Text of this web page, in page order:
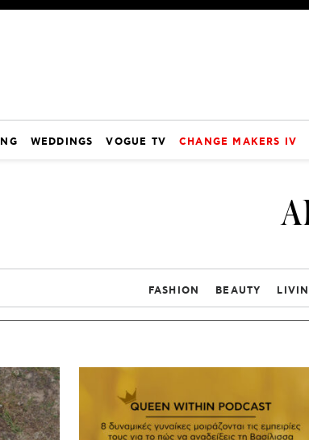
WEDDINGS VOGUE TV CHANGE MAKERS IV
FASHION BEAUTY